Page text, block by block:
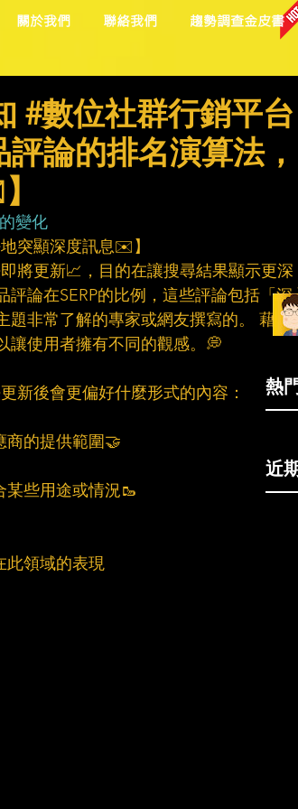
關於我們 聯絡我們 趨勢調查金皮書
#數位社群行銷平台
論的排名演算法，
變化
突顯深度訊息✉️】
將更新📈，目的在讓搜尋結果顯示更深
論在SERP的比例，這些評論包括「深
題非常了解的專家或網友撰寫的。 藉由
讓使用者擁有不同的觀感。💭
新後會更偏好什麼形式的內容：
商的提供範圍🤝
些用途或情況🥾
此領域的表現
熱
近